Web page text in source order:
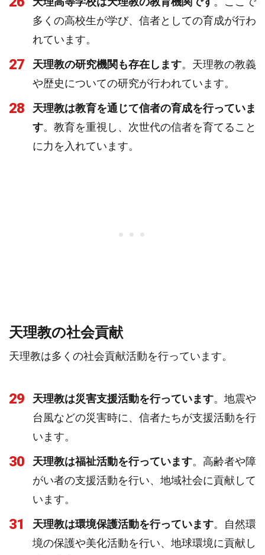
多くの高校生が学び、信者としての育成が行わ
れています。
27 天理教の研究機関も存在します。天理教の教義
や歴史についての研究が行われています。
28
天理教は教育を通じて信者の育成を行っていま
す。教育を重視し、次世代の信者を育てること
に力を入れています。
天理教の社会貢献
天理教は多くの社会貢献活動を行っています。
29 天理教は災害支援活動を行っています。地震や
台風などの災害時に、信者たちが支援活動を行
います。
30 天理教は福祉活動を行っています。高齢者や障
がい者の支援活動を行い、地域社会に貢献して
います。
31 天理教は環境保護活動を行っています。自然環
境の保護や美化活動を行い、地球環境に貢献し